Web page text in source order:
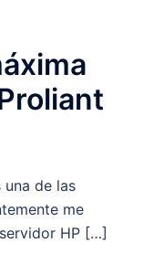
de las
me
HP […]